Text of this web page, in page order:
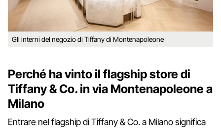
Gli interni del negozio di Tiffany di Montenapoleone
Perché ha vinto il flagship store di
Tiffany & Co. in via Montenapoleone a
Milano
Entrare nel flagship di Tiffany & Co. a Milano significa